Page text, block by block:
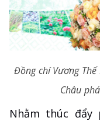
Đồng chí Vương
Châu
Nhằm thúc